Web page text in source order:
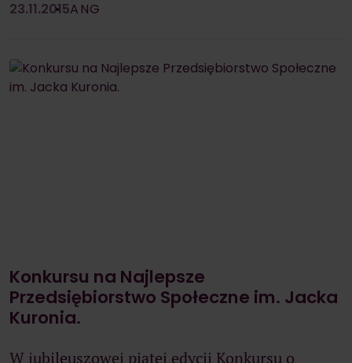
23.11.2015ANG
Konkursu na Najlepsze
Przedsiębiorstwo Społeczne im. Jacka
Kuronia.
W jubileuszowej piątej edycji Konkursu o